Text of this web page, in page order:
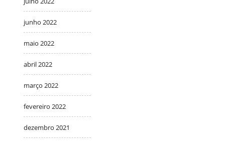
junho 2022
maio 2022
abril 2022
março 2022
fevereiro 2022
dezembro 2021